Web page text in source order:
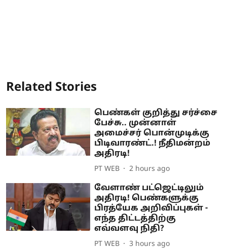
Related Stories
பெண்கள் குறித்து சர்ச்சை
பேச்சு.. முன்னாள்
அமைச்சர் பொன்முடிக்கு
பிடிவாரண்ட்.! நீதிமன்றம்
அதிரடி!
PT WEB 2 hours ago
வேளாண் பட்ஜெட்டிலும்
அதிரடி! பெண்களுக்கு
பிரத்யேக அறிவிப்புகள் -
எந்த திட்டத்திற்கு
எவ்வளவு நிதி?
PT WEB 3 hours ago